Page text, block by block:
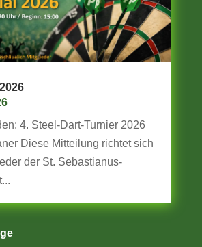
4. Steel-Dart-Turnier 2026
Diese Mitteilung richtet sich
der St. Sebastianus-